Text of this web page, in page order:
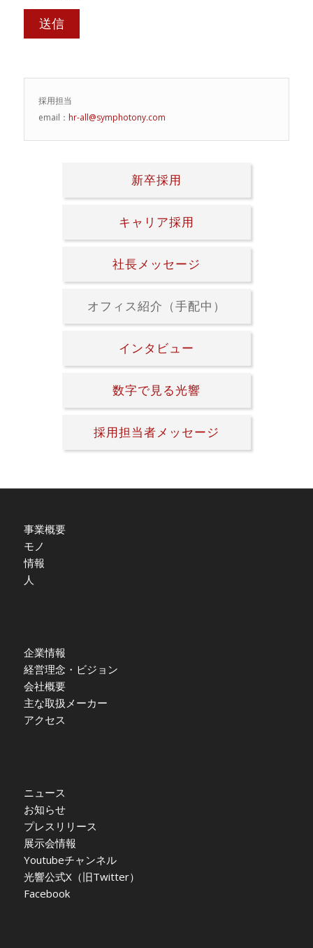
採用担当
email： hr-all@symphotony.com
新卒採用
キャリア採用
社長メッセージ
オフィス紹介（手配中）
インタビュー
数字で見る光響
採用担当者メッセージ
事業概要
モノ
情報
人
企業情報
経営理念・ビジョン
会社概要
主な取扱メーカー
アクセス
ニュース
お知らせ
プレスリリース
展示会情報
Youtubeチャンネル
光響公式X（旧Twitter）
Facebook